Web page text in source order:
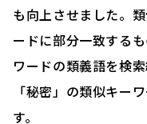
も向上させました。
ードに部分一致する
ワードの類義語を検
「秘密」の類似キー
す。